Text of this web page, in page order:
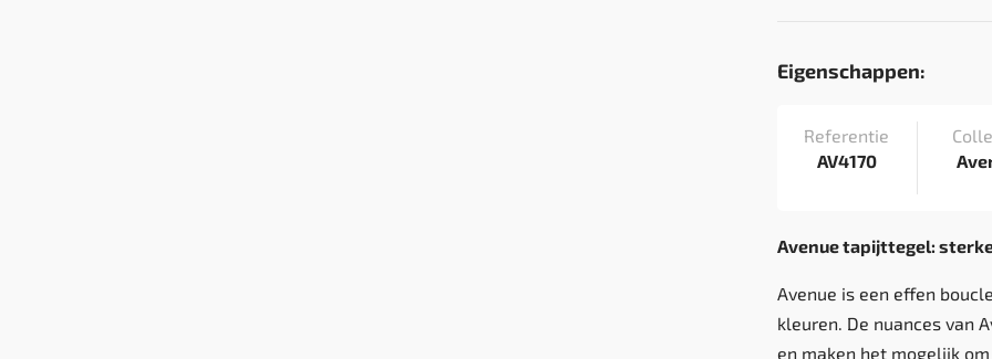
Eigenschappen:
Referentie
AV4170
Avenue tapijttegel:
Avenue is een effen
kleuren. De nuances van
en maken het mogelijk